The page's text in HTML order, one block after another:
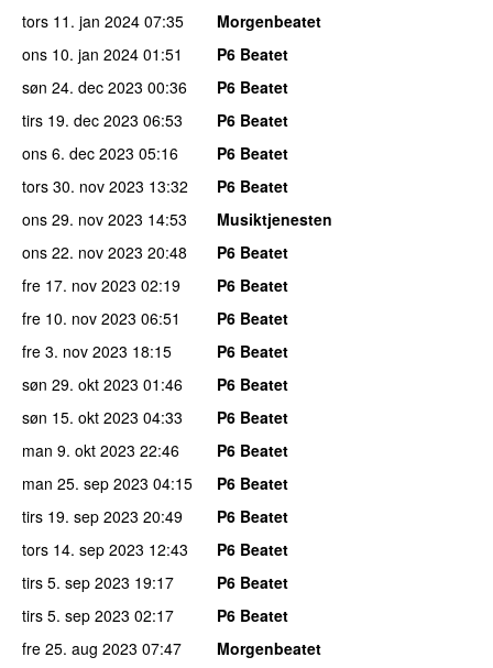
tors 11. jan 2024 07:35
Morgenbeatet
ons 10. jan 2024 01:51
P6 Beatet
søn 24. dec 2023 00:36
P6 Beatet
tirs 19. dec 2023 06:53
P6 Beatet
ons 6. dec 2023 05:16
P6 Beatet
tors 30. nov 2023 13:32
P6 Beatet
ons 29. nov 2023 14:53
Musiktjenesten
ons 22. nov 2023 20:48
P6 Beatet
fre 17. nov 2023 02:19
P6 Beatet
fre 10. nov 2023 06:51
P6 Beatet
fre 3. nov 2023 18:15
P6 Beatet
søn 29. okt 2023 01:46
P6 Beatet
søn 15. okt 2023 04:33
P6 Beatet
man 9. okt 2023 22:46
P6 Beatet
man 25. sep 2023 04:15
P6 Beatet
tirs 19. sep 2023 20:49
P6 Beatet
tors 14. sep 2023 12:43
P6 Beatet
tirs 5. sep 2023 19:17
P6 Beatet
tirs 5. sep 2023 02:17
P6 Beatet
fre 25. aug 2023 07:47
Morgenbeatet